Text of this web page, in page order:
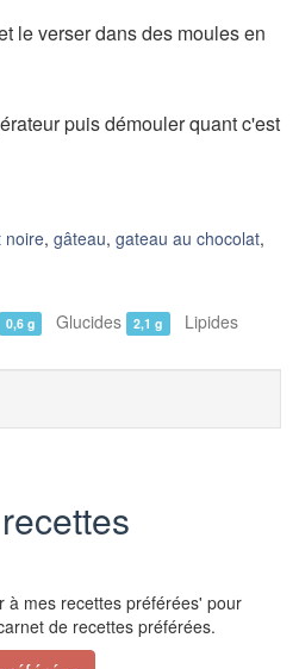
le verser dans des moules en
puis démouler quant c'est
noire, gâteau, gateau au chocolat,
0,6 g Glucides 2,1 g Lipides
à mes recettes préférées' pour
de recettes préférées.